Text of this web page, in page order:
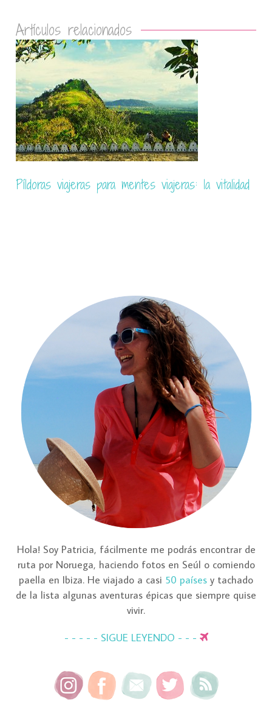
Artículos relacionados
6 Frases de viajes que te inspirarán
Hola! Soy Patricia, fácilmente me podrás encontrar de
ruta por Noruega, haciendo fotos en Seúl o comiendo
paella en Ibiza. He viajado a casi 50 países y tachado
de la lista algunas aventuras épicas que siempre quise
vivir.
- - - - - SIGUE LEYENDO - - -